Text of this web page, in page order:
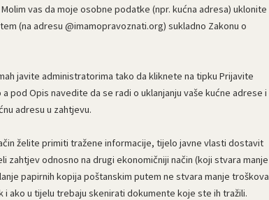
vas da moje osobne podatke (npr. kućna adresa) uklonite
(na adresu @imamopravoznati.org) sukladno Zakonu o
javite administratorima tako da kliknete na tipku Prijavite
pod Opis navedite da se radi o uklanjanju vaše kućne adrese i
adresu u zahtjevu.
želite primiti tražene informacije, tijelo javne vlasti dostavit
zahtjev odnosno na drugi ekonomičniji način (koji stvara manje
papirnih kopija poštanskim putem ne stvara manje troškova
ako u tijelu trebaju skenirati dokumente koje ste ih tražili.